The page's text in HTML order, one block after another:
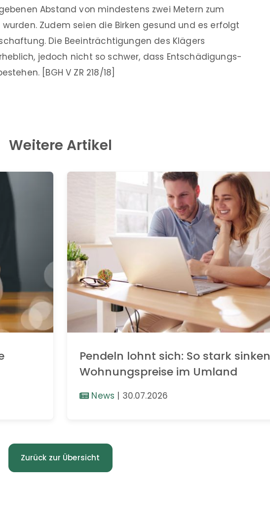
Abstand von mindestens zwei Metern zum
Zudem seien die Birken gesund und es erfolgt
Die Beeinträchtigungen des Klägers
jedoch nicht so schwer, dass Entschädigungs-
[BGH V ZR 218/18]
Weitere Artikel
Pendeln lohnt sich: So stark sinken
Wohnungspreise im Umland
News | 30.07.2026
Zurück zur Übersicht